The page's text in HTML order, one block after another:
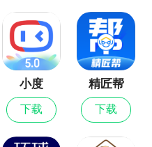
是全国计算机一级考试
覆盖考点，配套最新电
频解析
小度
下载
精匠帮
下载